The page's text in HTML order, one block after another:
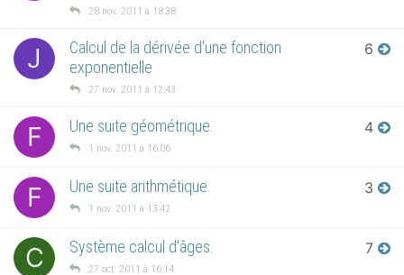
28 nov. 2011 à 18:38
J
Calcul de la dérivée d'une fonction
exponentielle
27 nov. 2011 à 12:43
6
F Une suite géométrique.
1 nov. 2011 à 16:06
4
F Une suite arithmétique.
1 nov. 2011 à 13:42
3
C Système calcul d'âges.
27 oct. 2011 à 16:14
7